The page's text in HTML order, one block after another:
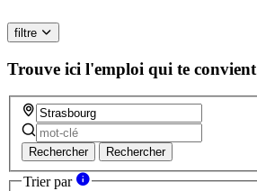
filtre
Trouve ici l'emploi qui te convient
Rechercher Rechercher
Trier par